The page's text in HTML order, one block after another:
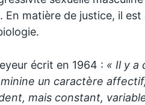
En matière de justice, il
écrit en 1964 : « Il y a
un caractère
mais constant,